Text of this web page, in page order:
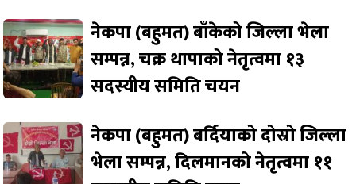
नेकपा (बहुमत) बाँकेको जिल्ला भेला
सम्पन्न, चक्र थापाको नेतृत्वमा १३
सदस्यीय समिति चयन
नेकपा (बहुमत) बर्दियाको दोस्रो जिल्ला
भेला सम्पन्न, दिलमानको नेतृत्वमा ११